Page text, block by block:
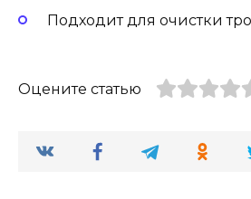
Подходит для очистки
Оцените статью